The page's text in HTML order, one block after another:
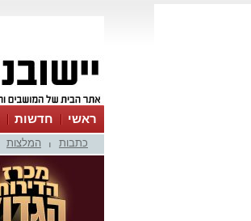
ראשי חדשות
אינדקס עסקים
כתבות המלצות